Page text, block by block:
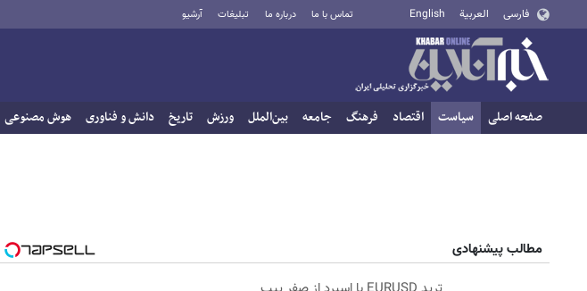
فارسی العربية English تماس با ما درباره ما تبلیغات آرشیو
صفحه اصلی سیاست اقتصاد فرهنگ جامعه بین‌الملل ورزش تاریخ دانش و فناوری هوش مصنوعی
مطالب پیشنهادی